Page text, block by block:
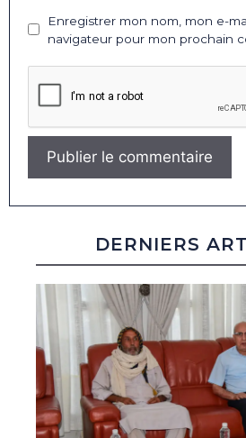
Enregistrer mon nom, mon e-
navigateur pour mon prochain
DERNIERS